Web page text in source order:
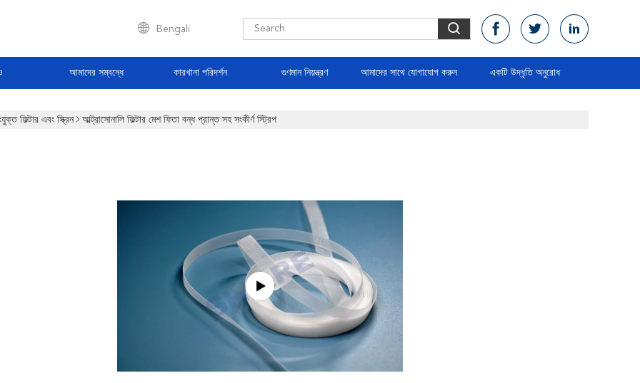
Bengali
আমাদের সম্বন্ধে কারখানা পরিদর্শন গুণমান নিয়ন্ত্রণ আমাদের সাথে যোগাযোগ করুন একটি উদ্ধৃতি অনুরোধ
ফিল্টার এবং স্ক্রিন আল্ট্রাসোনালি ফিল্টার মেশ ফিতা বন্ধ প্রান্ত সহ সংকীর্ণ স্ট্রিপ